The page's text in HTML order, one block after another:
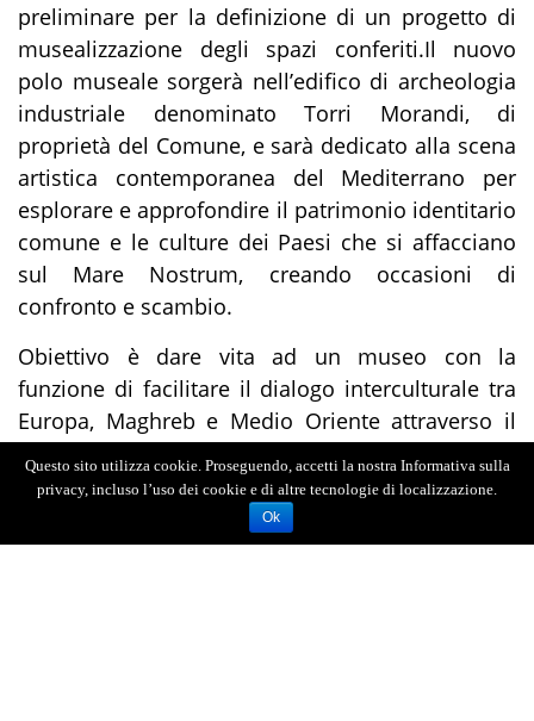
preliminare per la definizione di un progetto di
musealizzazione degli spazi conferiti.Il nuovo
polo museale sorgerà nell’edifico di archeologia
industriale denominato Torri Morandi, di
proprietà del Comune, e sarà dedicato alla scena
artistica contemporanea del Mediterrano per
esplorare e approfondire il patrimonio identitario
comune e le culture dei Paesi che si affacciano
sul Mare Nostrum, creando occasioni di
confronto e scambio.
Obiettivo è dare vita ad un museo con la
funzione di facilitare il dialogo interculturale tra
Europa, Maghreb e Medio Oriente attraverso il
Questo sito utilizza cookie. Proseguendo, accetti la nostra Informativa sulla
privacy, incluso l’uso dei cookie e di altre tecnologie di localizzazione.
Ok